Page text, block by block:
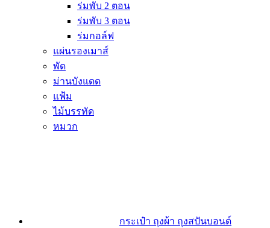
ร่มพับ 2 ตอน
ร่มพับ 3 ตอน
ร่มกอล์ฟ
แผ่นรองเมาส์
พัด
ม่านบังแดด
แฟ้ม
ไม้บรรทัด
หมวก
กระเป๋า ถุงผ้า ถุงสปันบอนด์